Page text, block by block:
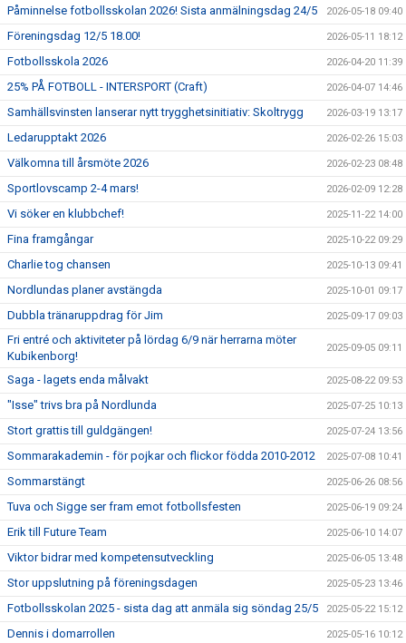
Påminnelse fotbollsskolan 2026! Sista anmälningsdag 24/5 2026-05-18 09:40
Föreningsdag 12/5 18.00! 2026-05-11 18:12
Fotbollsskola 2026 2026-04-20 11:39
25% PÅ FOTBOLL - INTERSPORT (Craft) 2026-04-07 14:46
Samhällsvinsten lanserar nytt trygghetsinitiativ: Skoltrygg 2026-03-19 13:17
Ledarupptakt 2026 2026-02-26 15:03
Välkomna till årsmöte 2026 2026-02-23 08:48
Sportlovscamp 2-4 mars! 2026-02-09 12:28
Vi söker en klubbchef! 2025-11-22 14:00
Fina framgångar 2025-10-22 09:29
Charlie tog chansen 2025-10-13 09:41
Nordlundas planer avstängda 2025-10-01 09:17
Dubbla tränaruppdrag för Jim 2025-09-17 09:03
Fri entré och aktiviteter på lördag 6/9 när herrarna möter
Kubikenborg!
2025-09-05 09:11
Saga - lagets enda målvakt 2025-08-22 09:53
"Isse" trivs bra på Nordlunda 2025-07-25 10:13
Stort grattis till guldgängen! 2025-07-24 13:56
Sommarakademin - för pojkar och flickor födda 2010-2012 2025-07-08 10:41
Sommarstängt 2025-06-26 08:56
Tuva och Sigge ser fram emot fotbollsfesten 2025-06-19 09:24
Erik till Future Team 2025-06-10 14:07
Viktor bidrar med kompetensutveckling 2025-06-05 13:48
Stor uppslutning på föreningsdagen 2025-05-23 13:46
Fotbollsskolan 2025 - sista dag att anmäla sig söndag 25/5 2025-05-22 15:12
Dennis i domarrollen 2025-05-16 10:12